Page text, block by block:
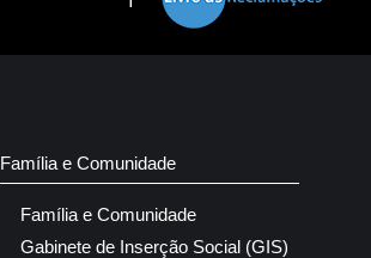
Família e Comunidade
Família e Comunidade
Gabinete de Inserção Social (GIS)